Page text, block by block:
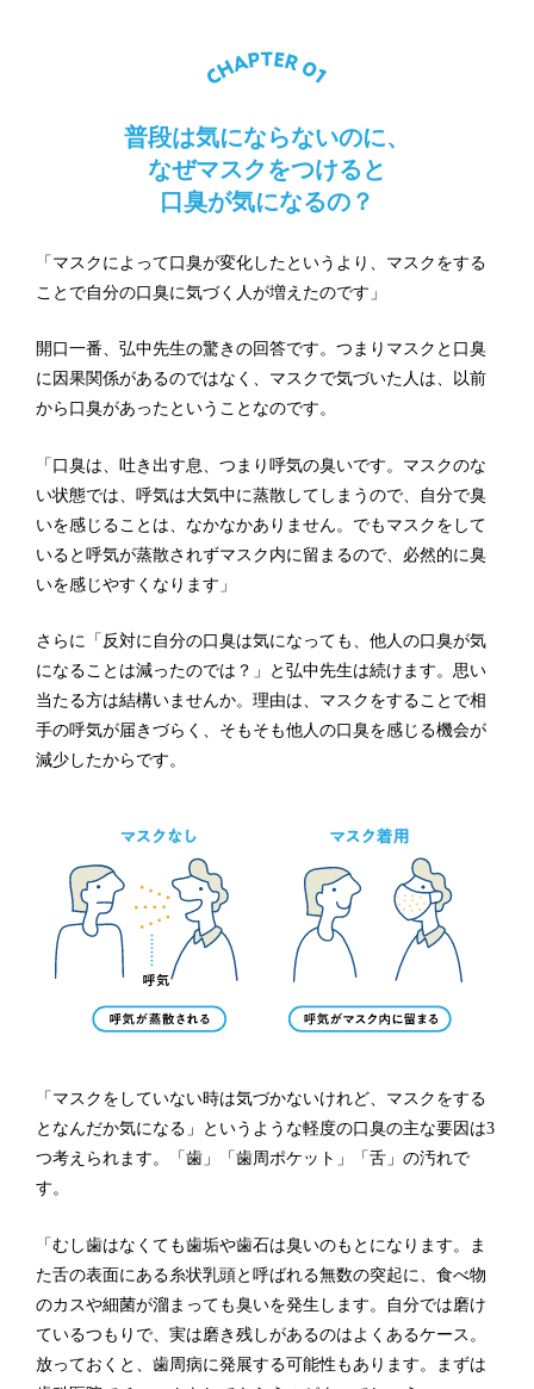
普段は気にならないのに、
なぜマスクをつけると
口臭が気になるの？
「マスクによって口臭が変化したというより、マスクをする
ことで自分の口臭に気づく人が増えたのです」
開口一番、弘中先生の驚きの回答です。つまりマスクと口臭
に因果関係があるのではなく、マスクで気づいた人は、以前
から口臭があったということなのです。
「口臭は、吐き出す息、つまり呼気の臭いです。マスクのな
い状態では、呼気は大気中に蒸散してしまうので、自分で臭
いを感じることは、なかなかありません。でもマスクをして
いると呼気が蒸散されずマスク内に留まるので、必然的に臭
いを感じやすくなります」
さらに「反対に自分の口臭は気になっても、他人の口臭が気
になることは減ったのでは？」と弘中先生は続けます。思い
当たる方は結構いませんか。理由は、マスクをすることで相
手の呼気が届きづらく、そもそも他人の口臭を感じる機会が
減少したからです。
「マスクをしていない時は気づかないけれど、マスクをする
となんだか気になる」というような軽度の口臭の主な要因は3
つ考えられます。「歯」「歯周ポケット」「舌」の汚れで
す。
「むし歯はなくても歯垢や歯石は臭いのもとになります。ま
た舌の表面にある糸状乳頭と呼ばれる無数の突起に、食べ物
のカスや細菌が溜まっても臭いを発生します。自分では磨け
ているつもりで、実は磨き残しがあるのはよくあるケース。
放っておくと、歯周病に発展する可能性もあります。まずは